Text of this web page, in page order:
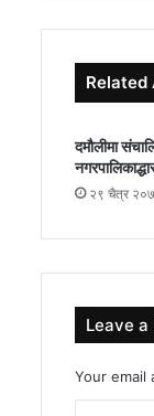
दमौलीमा
२९ चैत्र
Leave a
Your email